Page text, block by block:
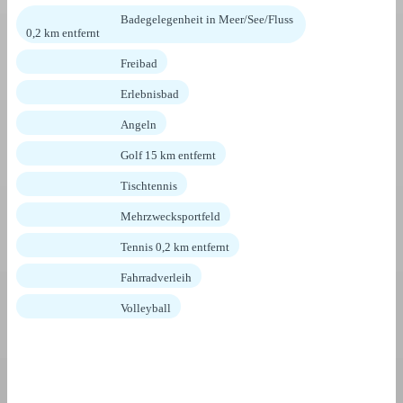
Badegelegenheit in Meer/See/Fluss
0,2 km entfernt
Freibad
Erlebnisbad
Angeln
Golf 15 km entfernt
Tischtennis
Mehrzwecksportfeld
Tennis 0,2 km entfernt
Fahrradverleih
Volleyball